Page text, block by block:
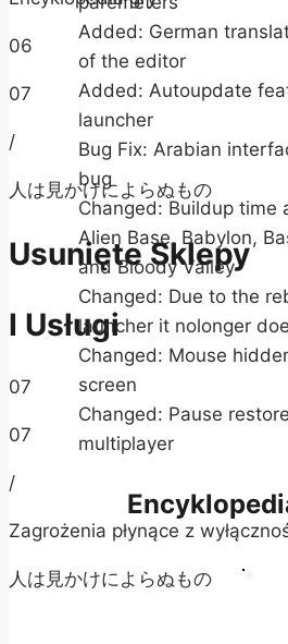
06
07
/
人は見かけによらぬもの
Usunięte Sklepy
I Usługi
07
07
/
Zagrożenia płynące z
人は見かけによらぬもの
Added: German
of the editor
Added: Autoupdate
launcher
Bug Fix: Arabian
bug
Changed: Buildup time
Alien Base, Babylon,
and Bloody Valley
Changed: Due to the
launcher it nolonger
Changed: Mouse
screen
Changed: Pause
multiplayer